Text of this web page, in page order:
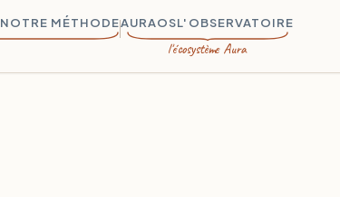
NOTRE MÉTHODEAURAOSL'OBSERVATOIRE
l'écosystème Aura